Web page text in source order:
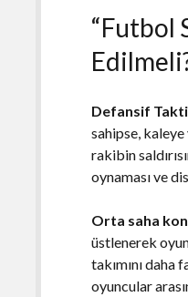
“Futbol
Defansif
sahipse,
rakibin
oynaması ve
Orta saha
üstlenerek
takımını
oyuncular